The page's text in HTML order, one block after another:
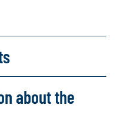
about the